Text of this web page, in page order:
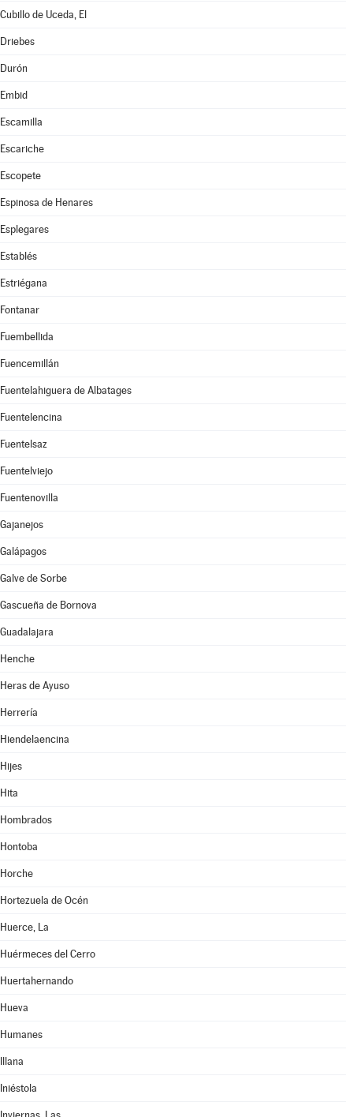
Cubillo de Uceda, El
Driebes
Durón
Embid
Escamilla
Escariche
Escopete
Espinosa de Henares
Esplegares
Establés
Estriégana
Fontanar
Fuembellida
Fuencemillán
Fuentelahiguera de Albatages
Fuentelencina
Fuentelsaz
Fuentelviejo
Fuentenovilla
Gajanejos
Galápagos
Galve de Sorbe
Gascueña de Bornova
Guadalajara
Henche
Heras de Ayuso
Herrería
Hiendelaencina
Hijes
Hita
Hombrados
Hontoba
Horche
Hortezuela de Océn
Huerce, La
Huérmeces del Cerro
Huertahernando
Hueva
Humanes
Illana
Iniéstola